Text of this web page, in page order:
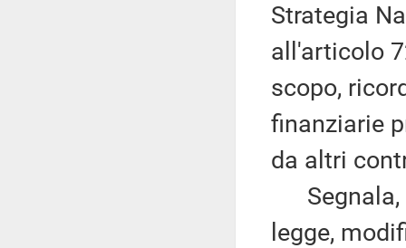
Strategia
all'articolo
scopo,
finanziarie
da altri
Segnala,
legge,